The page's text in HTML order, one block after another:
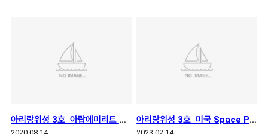
아리랑위성 3호_아랍에미리트 우주청 아리랑위성 3호_미국 Space Perspective 본사